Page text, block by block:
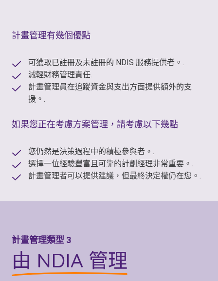
計畫管理有幾個優點
可獲取已註冊及未註冊的 NDIS 服務提供者。.
減輕財務管理責任.
計畫管理員在追蹤資金與支出方面提供額外的支
援。.
如果您正在考慮方案管理，請考慮以下幾點
您仍然是決策過程中的積極參與者。.
選擇一位經驗豐富且可靠的計劃經理非常重要。.
計畫管理者可以提供建議，但最終決定權仍在您。.
計畫管理類型 3
由 NDIA 管理